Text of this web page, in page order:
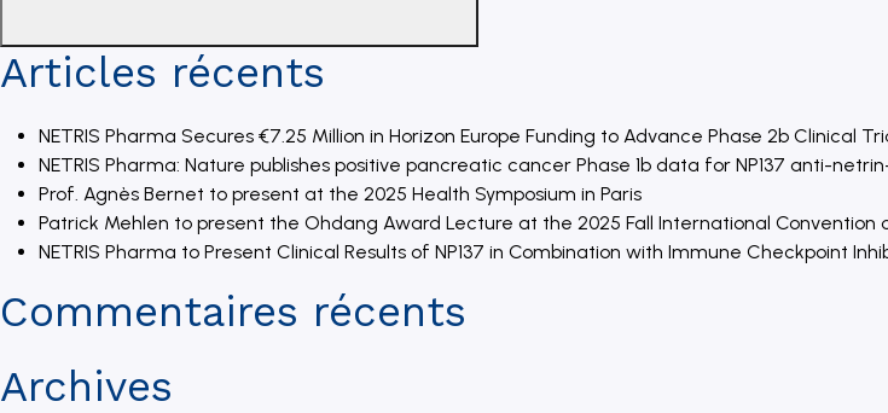
Articles récents
NETRIS Pharma Secures €7.25 Million in Horizon Europe Funding to Advance Phase 2b Clinical
NETRIS Pharma: Nature publishes positive pancreatic cancer Phase 1b data for NP137 anti-
Prof. Agnès Bernet to present at the 2025 Health Symposium in Paris
Patrick Mehlen to present the Ohdang Award Lecture at the 2025 Fall International
NETRIS Pharma to Present Clinical Results of NP137 in Combination with Immune Checkpoint
Commentaires récents
Archives